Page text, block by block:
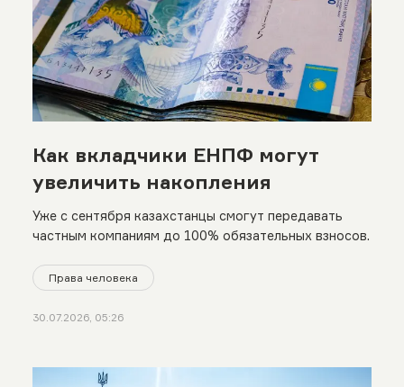
Как вкладчики ЕНПФ могут
увеличить накопления
Уже с сентября казахстанцы смогут передавать
частным компаниям до 100% обязательных взносов.
Права человека
30.07.2026, 05:26